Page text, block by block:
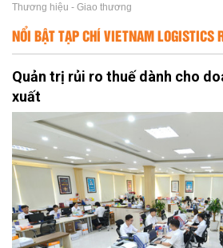
Thương hiệu - Giao thương
NỔI BẬT TẠP CHÍ VIETNAM LOGISTICS
Quản trị rủi ro thuế dành cho
xuất